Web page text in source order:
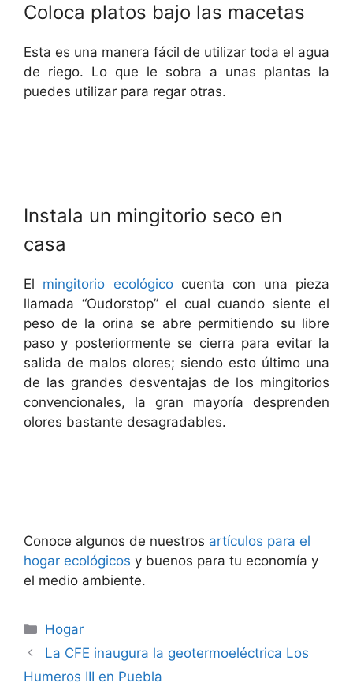
Coloca platos bajo las macetas
Esta es una manera fácil de utilizar toda el agua
de riego. Lo que le sobra a unas plantas la
puedes utilizar para regar otras.
Instala un mingitorio seco en
casa
El mingitorio ecológicocuenta con una pieza
llamada “Oudorstop” el cual cuando siente el
peso de la orina se abre permitiendo su libre
paso y posteriormente se cierra para evitar la
salida de malos olores; siendo esto último una
de las grandes desventajas de los mingitorios
convencionales, la gran mayoría desprenden
olores bastante desagradables.
Conoce algunos de nuestros artículos para el
hogar ecológicos y buenos para tu economía y
el medio ambiente.
Categorías
Hogar
La CFE inaugura la geotermoeléctrica Los
Humeros III en Puebla